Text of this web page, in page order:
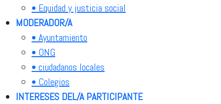
• Equidad y justicia social
MODERADOR/A
• Ayuntamiento
• ONG
• ciudadanos locales
• Colegios
INTERESES DEL/A PARTICIPANTE